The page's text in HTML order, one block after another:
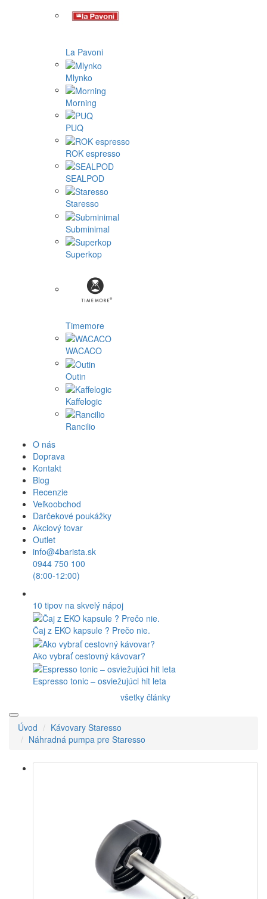
La Pavoni
Mlynko
Morning
PUQ
ROK espresso
SEALPOD
Staresso
Subminimal
Superkop
Timemore
WACACO
Outin
Kaffelogic
Rancilio
O nás
Doprava
Kontakt
Blog
Recenzie
Veľkoobchod
Darčekové poukážky
Akciový tovar
Outlet
info@4barista.sk
0944 750 100
(8:00-12:00)
Ako vybrať cestovný kávovar?
Espresso tonic – osviežujúci hit leta
všetky články
Kávovary Staresso